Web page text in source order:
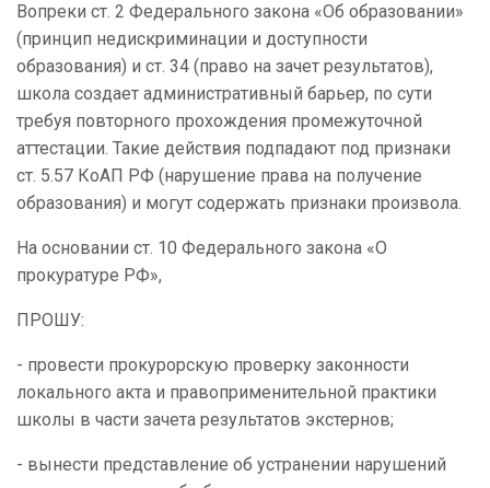
Вопреки ст. 2 Федерального закона «Об образовании»
(принцип недискриминации и доступности
образования) и ст. 34 (право на зачет результатов),
школа создает административный барьер, по сути
требуя повторного прохождения промежуточной
аттестации. Такие действия подпадают под признаки
ст. 5.57 КоАП РФ (нарушение права на получение
образования) и могут содержать признаки произвола.
На основании ст. 10 Федерального закона «О
прокуратуре РФ»,
ПРОШУ:
- провести прокурорскую проверку законности
локального акта и правоприменительной практики
школы в части зачета результатов экстернов;
- вынести представление об устранении нарушений